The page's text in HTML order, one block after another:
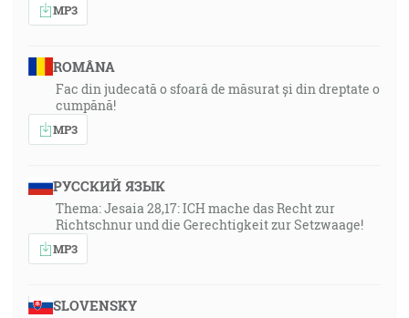
MP3
ROMÂNA
Fac din judecată o sfoară de măsurat și din dreptate o
cumpănă!
MP3
РУССКИЙ ЯЗЫК
Thema: Jesaia 28,17: ICH mache das Recht zur
Richtschnur und die Gerechtigkeit zur Setzwaage!
MP3
SLOVENSKY